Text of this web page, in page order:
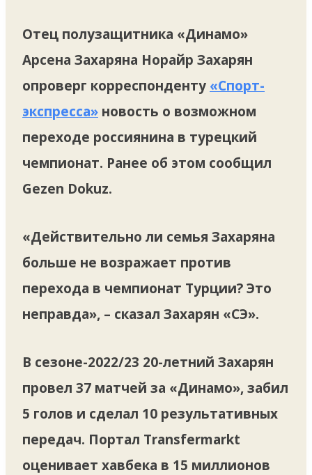
Отец полузащитника «Динамо»
Арсена Захаряна Норайр Захарян
опроверг корреспонденту «Спорт-
экспресса» новость о возможном
переходе россиянина в турецкий
чемпионат. Ранее об этом сообщил
Gezen Dokuz.
«Действительно ли семья Захаряна
больше не возражает против
перехода в чемпионат Турции? Это
неправда», – сказал Захарян «СЭ».
В сезоне-2022/23 20-летний Захарян
провел 37 матчей за «Динамо», забил
5 голов и сделал 10 результативных
передач. Портал Transfermarkt
оценивает хавбека в 15 миллионов